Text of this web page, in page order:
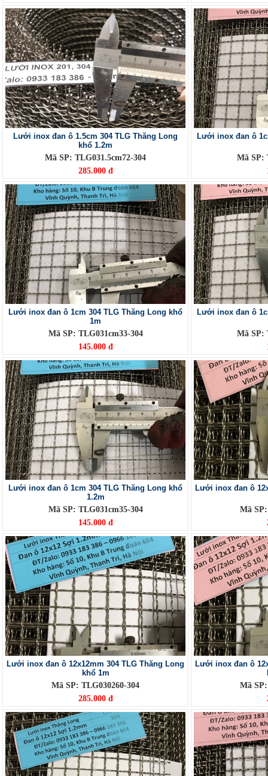
Lưới inox đan ô 1.5cm 304 TLG Thăng Long
khổ 1.2m
Mã SP: TLG031.5cm72-304
285.000 đ
Lưới inox đan ô
Mã SP:
Lưới inox đan ô 1cm 304 TLG Thăng Long khổ
1m
Mã SP: TLG031cm33-304
145.000 đ
Lưới inox đan ô
Mã SP:
Lưới inox đan ô 1cm 304 TLG Thăng Long khổ
1.2m
Mã SP: TLG031cm35-304
145.000 đ
Lưới inox đan ô
Mã
Lưới inox đan ô 12x12mm 304 TLG Thăng Long
khổ 1m
Mã SP: TLG030260-304
285.000 đ
Lưới inox đan ô
Mã